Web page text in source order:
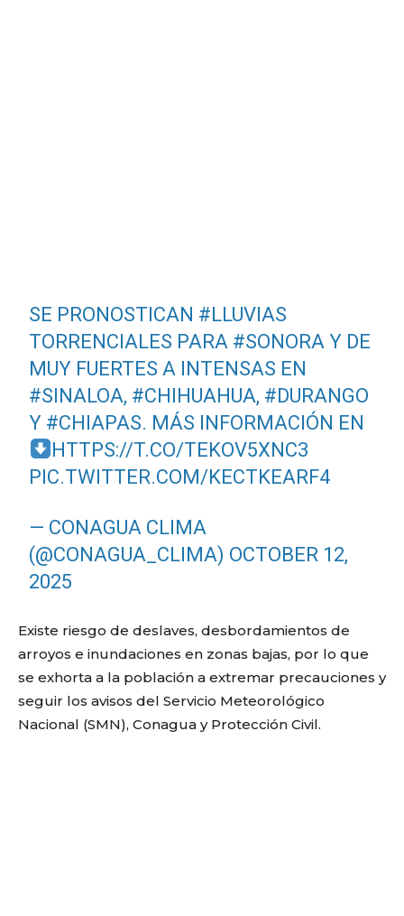
SE PRONOSTICAN #LLUVIAS
TORRENCIALES PARA #SONORA Y DE
MUY FUERTES A INTENSAS EN
#SINALOA, #CHIHUAHUA, #DURANGO
Y #CHIAPAS. MÁS INFORMACIÓN EN
HTTPS://T.CO/TEKOV5XNC3
PIC.TWITTER.COM/KECTKEARF4
— CONAGUA CLIMA
(@CONAGUA_CLIMA) OCTOBER 12,
2025
Existe riesgo de deslaves, desbordamientos de
arroyos e inundaciones en zonas bajas, por lo que
se exhorta a la población a extremar precauciones y
seguir los avisos del Servicio Meteorológico
Nacional (SMN), Conagua y Protección Civil.